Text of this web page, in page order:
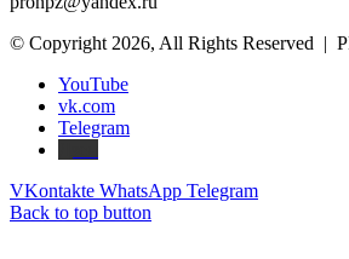
© Copyright 2026, All Rights Reserved |
YouTube
vk.com
Telegram
VKontakte WhatsApp Telegram
Back to top button